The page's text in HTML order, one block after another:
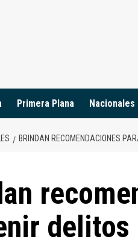
Primera Plana Nacionales
BRINDAN RECOMENDACIONES
delitos